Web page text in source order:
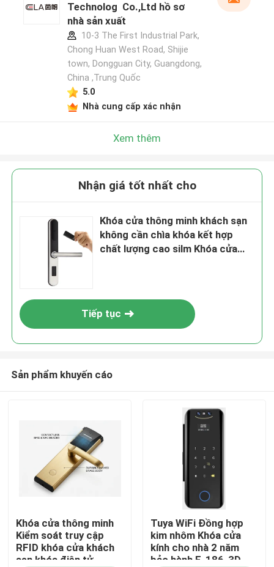
Technolog Co.,Ltd hồ sơ
nhà sản xuất
10-3 The First Industrial Park,
Chong Huan West Road, Shijie
town, Dongguan City, Guangdong,
China ,Trung Quốc
5.0
Nhà cung cấp xác nhận
Xem thêm
Nhận giá tốt nhất cho
Khóa cửa thông minh khách sạn
không cần chìa khóa kết hợp
chất lượng cao silm Khóa cửa
Tiếp tục
Sản phẩm khuyến cáo
Khóa cửa thông minh
Kiểm soát truy cập
RFID khóa cửa khách
sạn khóa điện tử
Tuya WiFi Đồng hợp
kim nhôm Khóa cửa
kính cho nhà 2 năm
bảo hành,E-186-3D